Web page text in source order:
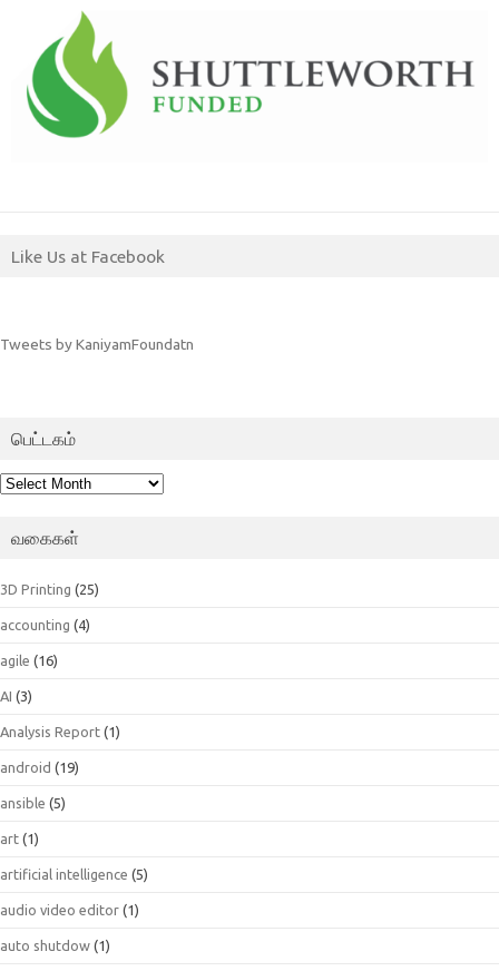
Like Us at Facebook
Tweets by KaniyamFoundatn
பெட்டகம்
பெட்டகம்
வகைகள்
3D Printing (25)
accounting (4)
agile (16)
AI (3)
Analysis Report (1)
android (19)
ansible (5)
art (1)
artificial intelligence (5)
audio video editor (1)
auto shutdow (1)